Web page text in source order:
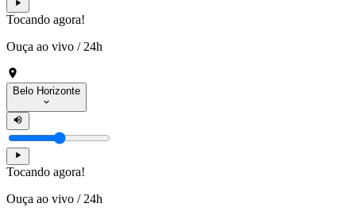
Tocando agora!
Ouça ao vivo / 24h
Belo Horizonte
Tocando agora!
Ouça ao vivo / 24h